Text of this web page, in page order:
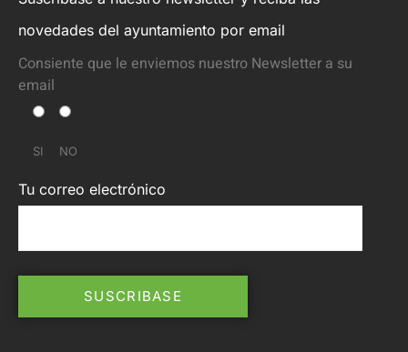
novedades del ayuntamiento por email
Consiente que le enviemos nuestro Newsletter a su
email
SI NO
Tu correo electrónico